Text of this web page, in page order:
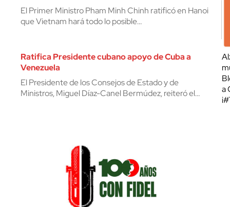
El Primer Ministro Pham Minh Chinh ratificó en Hanoi
que Vietnam hará todo lo posible…
Ratifica Presidente cubano apoyo de Cuba a
Venezuela
El Presidente de los Consejos de Estado y de
Ministros, Miguel Díaz-Canel Bermúdez, reiteró el…
a